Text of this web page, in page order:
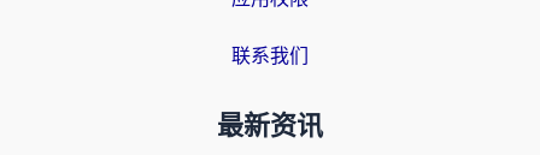
联系我们
最新资讯